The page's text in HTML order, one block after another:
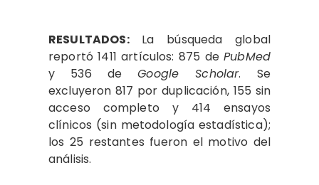
RESULTADOS:La búsqueda global
reportó 1411 artículos: 875 dePubMed
y 536 deGoogle Scholar. Se
excluyeron 817 por duplicación, 155 sin
acceso completo y 414 ensayos
clínicos (sin metodología estadística);
los 25 restantes fueron el motivo del
análisis.